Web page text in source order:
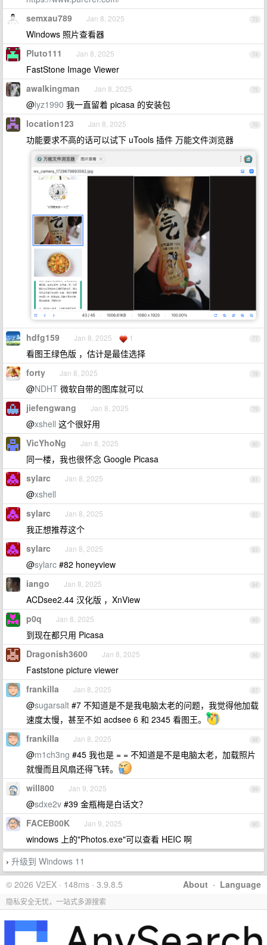
73
semxau789 Jan 8, 2025
Windows 照片查看器
74
Pluto111 Jan 8, 2025
FastStone Image Viewer
75
awalkingman Jan 8, 2025
@lyz1990 我一直留着 picasa 的安装包
76
location123 Jan 8, 2025
功能要求不高的话可以试下 uTools 插件 万能文件浏览器
77
hdfg159 Jan 8, 2025 1
看图王绿色版 ，估计是最佳选择
78
forty Jan 8, 2025
@NDHT 微软自带的图库就可以
79
jiefengwang Jan 8, 2025
@xshell 这个很好用
80
VicYhoNg Jan 8, 2025
同一楼，我也很怀念 Google Picasa
81
sylarc Jan 8, 2025
@xshell
82
sylarc Jan 8, 2025
我正想推荐这个
83
sylarc Jan 8, 2025
@sylarc #82 honeyview
84
iango Jan 8, 2025
ACDsee2.44 汉化版 ，XnView
85
p0q Jan 8, 2025
到现在都只用 Picasa
86
Dragonish3600 Jan 8, 2025
Faststone picture viewer
87
frankilla Jan 8, 2025
@sugarsalt #7 不知道是不是我电脑太老的问题，我觉得他加载
速度太慢，甚至不如 acdsee 6 和 2345 看图王。
88
frankilla Jan 8, 2025
@m1ch3ng #45 我也是 = = 不知道是不是电脑太老，加载照片
就慢而且风扇还得飞转。
89
will800 Jan 9, 2025
@sdxe2v #39 金瓶梅是白话文？
90
FACEB00K Jan 9, 2025
windows 上的"Photos.exe"可以查看 HEIC 啊
› 升级到 Windows 11
About · Language
© 2026 V2EX · 148ms · 3.9.8.5
隐私安全无忧，一站式多源搜索